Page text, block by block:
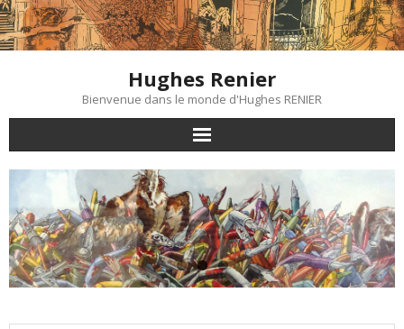
Skip
to
content
Hughes Renier
Bienvenue dans le monde d'Hughes RENIER